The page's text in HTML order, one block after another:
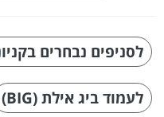
לסניפים נבחרים
לעמוד ביג אילת (BIG)